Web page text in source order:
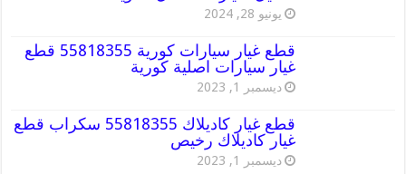
يونيو 28, 2024
قطع غيار سيارات كورية 55818355 قطع
غيار سيارات اصلية كورية
ديسمبر 1, 2023
قطع غيار كاديلاك 55818355 سكراب قطع
غيار كاديلاك رخيص
ديسمبر 1, 2023